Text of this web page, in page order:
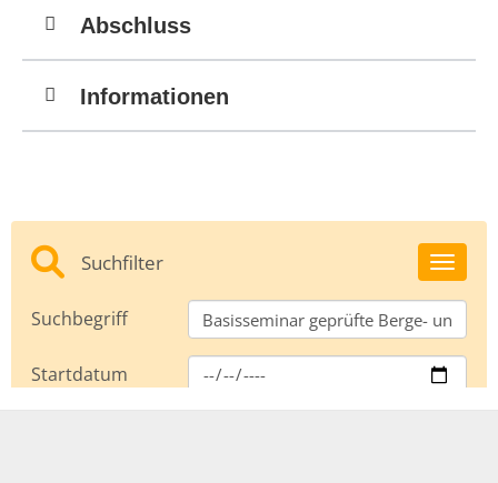
Abschluss
Informationen